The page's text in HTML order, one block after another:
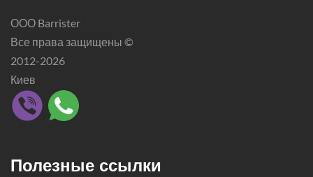
ООО Barrister
Все права защищены ©
2012-2026
Киев
Полезные ссылки